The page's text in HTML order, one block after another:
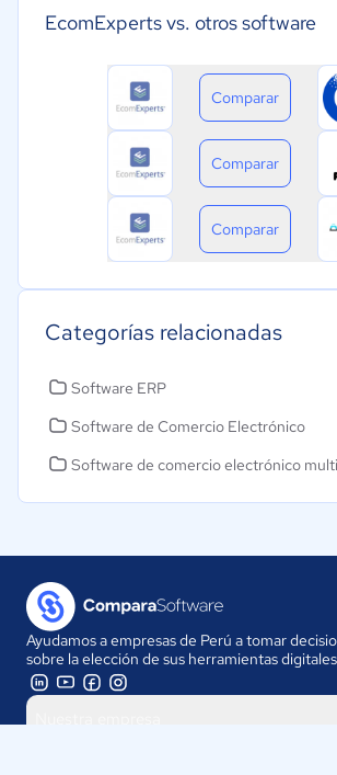
EcomExperts vs. otros software
Comparar
Comparar
Comparar
Categorías relacionadas
Software ERP
Software de Comercio Electrónico
Software de comercio electrónico
Ayudamos a empresas de Perú a tomar
sobre la elección de sus herramientas